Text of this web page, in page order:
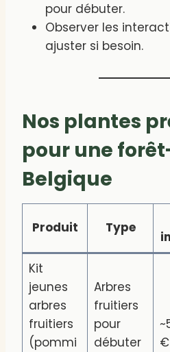
pour débuter.
Observer les
ajuster si besoin.
Nos plantes
pour une
Belgique
Produit Type
Kit
jeunes
arbres
fruitiers
(pommi
Arbres
fruitiers
pour
débuter
€